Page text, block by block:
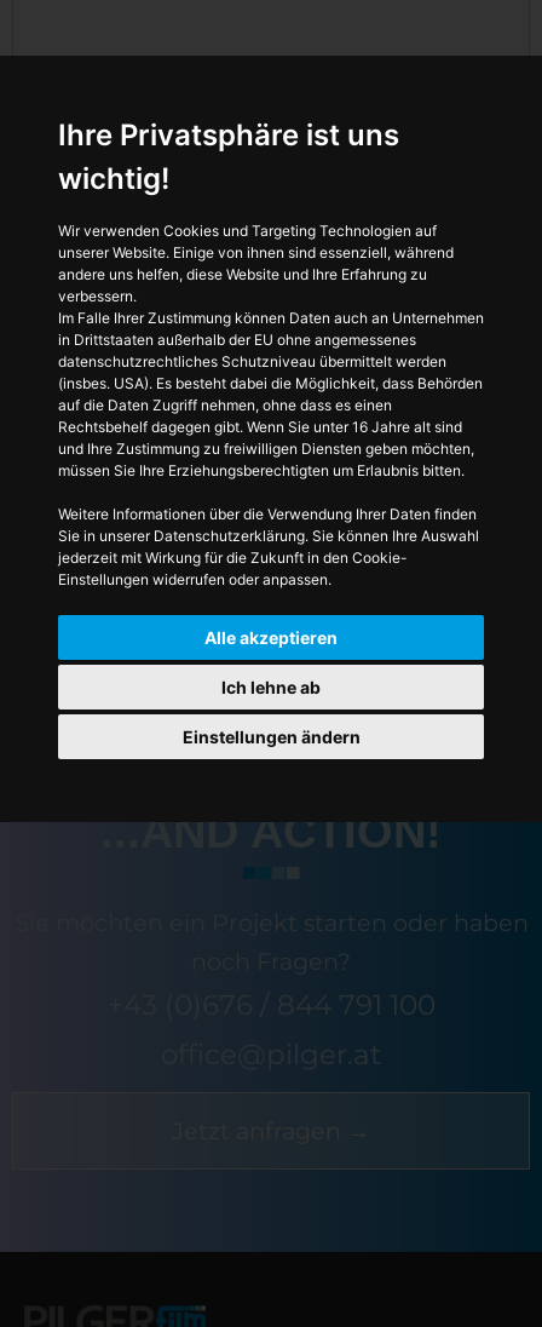
Ihre Privatsphäre ist uns
wichtig!
Wir verwenden Cookies und Targeting Technologien auf
unserer Website. Einige von ihnen sind essenziell, während
andere uns helfen, diese Website und Ihre Erfahrung zu
verbessern.
Im Falle Ihrer Zustimmung können Daten auch an Unternehmen
in Drittstaaten außerhalb der EU ohne angemessenes
datenschutzrechtliches Schutzniveau übermittelt werden
(insbes. USA). Es besteht dabei die Möglichkeit, dass Behörden
auf die Daten Zugriff nehmen, ohne dass es einen
Rechtsbehelf dagegen gibt. Wenn Sie unter 16 Jahre alt sind
und Ihre Zustimmung zu freiwilligen Diensten geben möchten,
müssen Sie Ihre Erziehungsberechtigten um Erlaubnis bitten.
Weitere Informationen über die Verwendung Ihrer Daten finden
Sie in unserer Datenschutzerklärung. Sie können Ihre Auswahl
jederzeit mit Wirkung für die Zukunft in den Cookie-
Einstellungen widerrufen oder anpassen.
Alle akzeptieren
Ich lehne ab
Einstellungen ändern
Sicherheitsabfrage:
- - - -
Mit dieser Sicherheitsabfrage vermeiden wir Spam-Anfragen.
* Pflichtfelder
...AND ACTION!
Sie möchten ein Projekt starten oder haben
noch Fragen?
+43 (0)676 / 844 791 100
office@pilger.at
Jetzt anfragen →